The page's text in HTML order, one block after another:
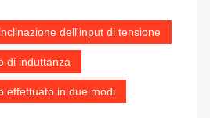
dell'input di tensione
di induttanza
effettuato in due modi